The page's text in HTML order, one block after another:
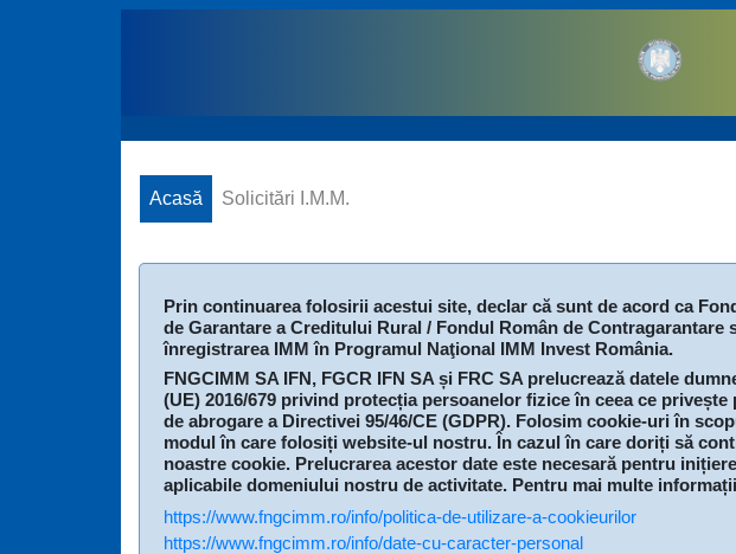
Acasă Solicitări I.M.M.
Prin continuarea folosirii acestui site, declar că sunt de acord ca
de Garantare a Creditului Rural / Fondul Român de
înregistrarea IMM în Programul Naţional IMM Invest România.
FNGCIMM SA IFN, FGCR IFN SA și FRC SA prelucrează datele
(UE) 2016/679 privind protecția persoanelor fizice în ceea ce
de abrogare a Directivei 95/46/CE (GDPR). Folosim cookie-uri în
modul în care folosiți website-ul nostru. În cazul în care doriți să
noastre cookie. Prelucrarea acestor date este necesară pentru
aplicabile domeniului nostru de activitate. Pentru mai multe
https://www.fngcimm.ro/info/politica-de-utilizare-a-cookieurilor
https://www.fngcimm.ro/info/date-cu-caracter-personal